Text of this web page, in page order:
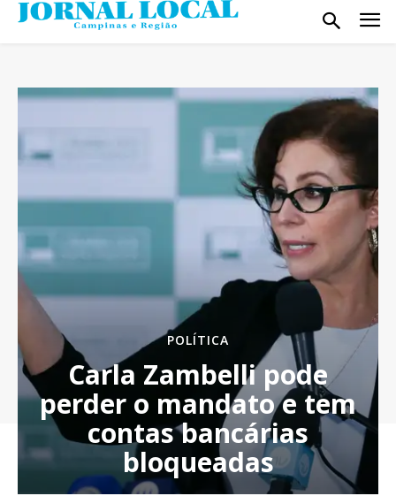
POLÍTICA
Carla Zambelli pode
perder o mandato e tem
contas bancárias
bloqueadas